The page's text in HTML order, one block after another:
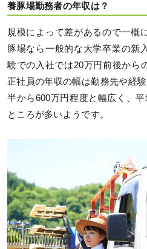
養豚場勤務者の年収は？
規模によって差があるので一概
豚場なら一般的な大学卒業の新
験での入社では20万円前後から
正社員の年収の幅は勤務先や経
半から600万円程度と幅広く、
ところが多いようです。